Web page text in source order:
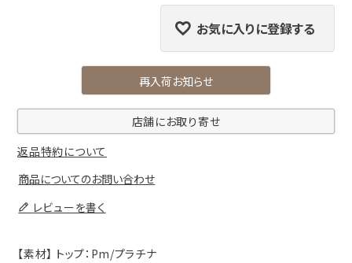
お気に入りに登録する
再入荷お知らせ
店舗にお取り寄せ
返品特約について
商品についてのお問い合わせ
レビューを書く
【素材】 トップ：Pm/プラチナ